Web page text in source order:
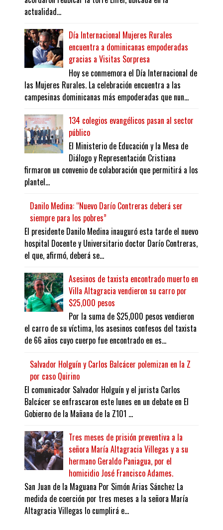
actualidad...
Día Internacional Mujeres Rurales
encuentra a dominicanas empoderadas
gracias a Visitas Sorpresa
Hoy se conmemora el Día Internacional de
las Mujeres Rurales. La celebración encuentra a las
campesinas dominicanas más empoderadas que nun...
134 colegios evangélicos pasan al sector
público
El Ministerio de Educación y la Mesa de
Diálogo y Representación Cristiana
firmaron un convenio de colaboración que permitirá a los
plantel...
Danilo Medina: “Nuevo Darío Contreras deberá ser
siempre para los pobres”
El presidente Danilo Medina inauguró esta tarde el nuevo
hospital Docente y Universitario doctor Darío Contreras,
el que, afirmó, deberá se...
Asesinos de taxista encontrado muerto en
Villa Altagracia vendieron su carro por
$25,000 pesos
Por la suma de $25,000 pesos vendieron
el carro de su víctima, los asesinos confesos del taxista
de 66 años cuyo cuerpo fue encontrado en es...
Salvador Holguín y Carlos Balcácer polemizan en la Z
por caso Quirino
El comunicador Salvador Holguín y el jurista Carlos
Balcácer se enfrascaron este lunes en un debate en El
Gobierno de la Mañana de la Z101 ...
Tres meses de prisión preventiva a la
señora María Altagracia Villegas y a su
hermano Geraldo Paniagua, por el
homicidio José Francisco Adames.
San Juan de la Maguana Por Simón Arias Sánchez La
medida de coerción por tres meses a la señora María
Altagracia Villegas lo cumplirá e...